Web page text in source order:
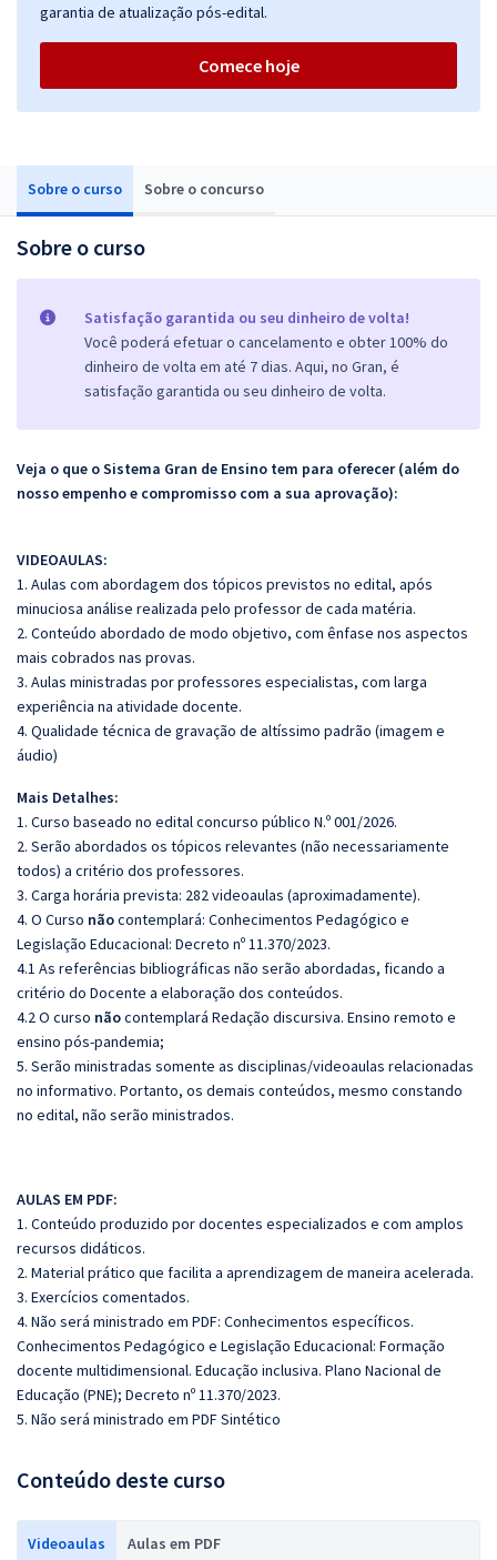
Sobre o curso Sobre o concurso
Sobre o curso
Satisfação garantida ou seu dinheiro de volta!
Você poderá efetuar o cancelamento e obter 100% do
dinheiro de volta em até 7 dias. Aqui, no Gran, é
satisfação garantida ou seu dinheiro de volta.
Veja o que o Sistema Gran de Ensino tem para oferecer (além do
nosso empenho e compromisso com a sua aprovação):
VIDEOAULAS:
1. Aulas com abordagem dos tópicos previstos no edital, após
minuciosa análise realizada pelo professor de cada matéria.
2. Conteúdo abordado de modo objetivo, com ênfase nos aspectos
mais cobrados nas provas.
3. Aulas ministradas por professores especialistas, com larga
experiência na atividade docente.
4. Qualidade técnica de gravação de altíssimo padrão (imagem e
áudio)
Mais Detalhes:
1. Curso baseado no edital concurso público N.º 001/2026.
2. Serão abordados os tópicos relevantes (não necessariamente
todos) a critério dos professores.
3. Carga horária prevista: 282 videoaulas (aproximadamente).
4. O Curso nãocontemplará: Conhecimentos Pedagógico e
Legislação Educacional: Decreto nº 11.370/2023.
4.1 As referências bibliográficas não serão abordadas, ficando a
critério do Docente a elaboração dos conteúdos.
4.2 O curso nãocontemplará Redação discursiva. Ensino remoto e
ensino pós-pandemia;
5. Serão ministradas somente as disciplinas/videoaulas relacionadas
no informativo. Portanto, os demais conteúdos, mesmo constando
no edital, não serão ministrados.
AULAS EM PDF:
1. Conteúdo produzido por docentes especializados e com amplos
recursos didáticos.
2. Material prático que facilita a aprendizagem de maneira acelerada.
3. Exercícios comentados.
4. Não será ministrado em PDF: Conhecimentos específicos.
Conhecimentos Pedagógico e Legislação Educacional: Formação
docente multidimensional. Educação inclusiva. Plano Nacional de
Educação (PNE); Decreto nº 11.370/2023.
5. Não será ministrado em PDF Sintético
Conteúdo deste curso
Videoaulas Aulas em PDF
garantia de atualização pós-edital.
Comece hoje